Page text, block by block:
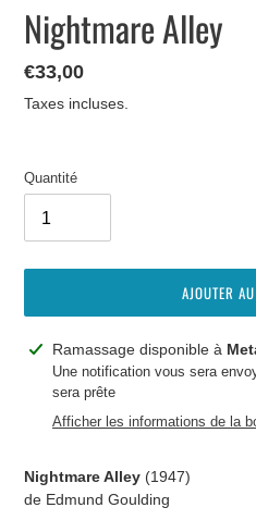
Nightmare Alley
Prix
normal
€33,00
Taxes incluses.
Quantité
AJOUTER
Ajout
produit
Ramassage disponible à
Une notification vous sera
sera prête
Afficher les informations de la
Nightmare Alley (1947)
de Edmund Goulding